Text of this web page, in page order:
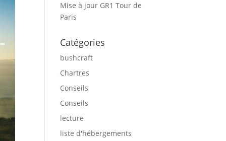
Mise à jour GR1 Tour de
Paris
Catégories
bushcraft
Chartres
Conseils
Conseils
lecture
liste d'hébergements